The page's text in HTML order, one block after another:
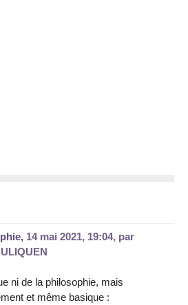
14 mai 2021, 19:04, par
ni de la philosophie, mais
et même basique :